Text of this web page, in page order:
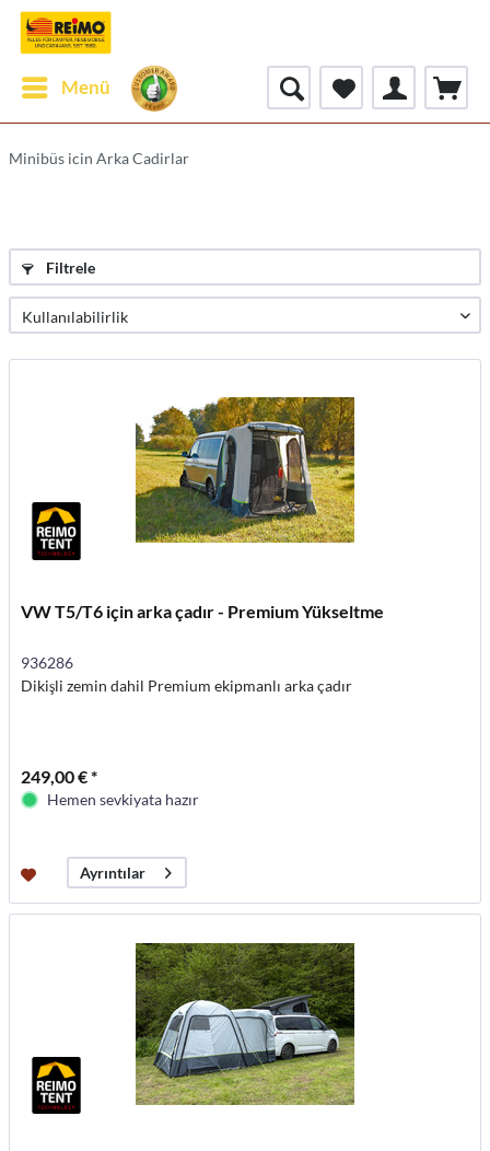
Menü
Minibüs icin Arka Cadirlar
Filtrele
VW T5/T6 için arka çadır - Premium Yükseltme
936286
Dikişli zemin dahil Premium ekipmanlı arka çadır
249,00 € *
Hemen sevkiyata hazır
Ayrıntılar